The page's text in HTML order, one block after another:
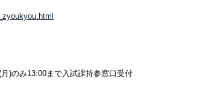
)のみ13:00まで入試課持参窓口受付